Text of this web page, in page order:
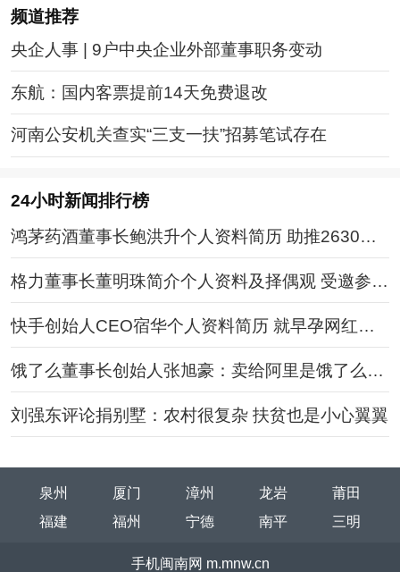
频道推荐
央企人事 | 9户中央企业外部董事职务变动
东航：国内客票提前14天免费退改
河南公安机关查实“三支一扶”招募笔试存在
24小时新闻排行榜
鸿茅药酒董事长鲍洪升个人资料简历 助推2630条
违法广告
格力董事长董明珠简介个人资料及择偶观 受邀参加
博鳌论坛
快手创始人CEO宿华个人资料简历 就早孕网红进
行道歉原文
饿了么董事长创始人张旭豪：卖给阿里是饿了么最
好的选择
刘强东评论捐别墅：农村很复杂 扶贫也是小心翼翼
泉州 厦门 漳州 龙岩
莆田
福建
福州 宁德 南平 三明
手机闽南网 m.mnw.cn